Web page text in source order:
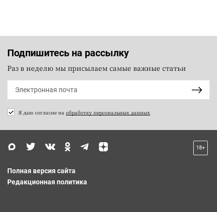
Подпишитесь на рассылку
Раз в неделю мы присылаем самые важные статьи
Я даю согласие на обработку персональных данных
18+
Полная версия сайта
Редакционная политика